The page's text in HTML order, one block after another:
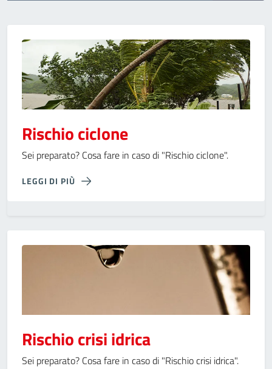
Rischio ciclone
Sei preparato? Cosa fare in caso di "Rischio ciclone".
LEGGI DI PIÙ
Rischio crisi idrica
Sei preparato? Cosa fare in caso di "Rischio crisi idrica".